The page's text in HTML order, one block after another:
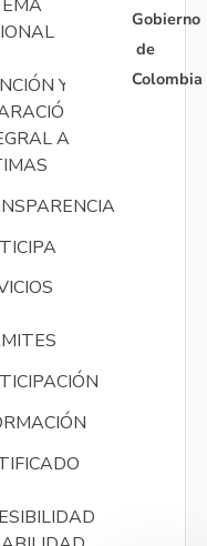
Y
A
Gobierno
de
Colombia